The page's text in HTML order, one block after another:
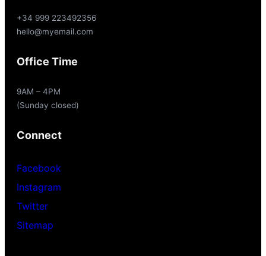
+34 999 223492356
hello@myemail.com
Office Time
9AM – 4PM
(Sunday closed)
Connect
Facebook
Instagram
Twitter
Sitemap